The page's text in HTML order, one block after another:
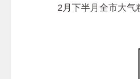
2月下半月全市大气粗